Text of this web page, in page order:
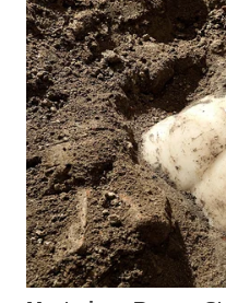
BORNEO
Wahana
Media
Group
WAHANA
NEWS
WAHANA
TANI